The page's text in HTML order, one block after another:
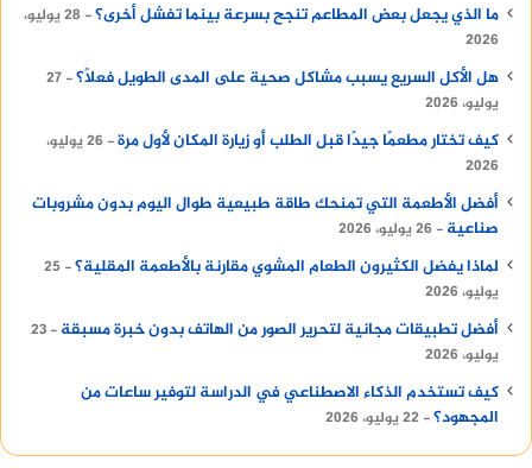
ما الذي يجعل بعض المطاعم تنجح بسرعة بينما تفشل أخرى؟
28 يوليو،
2026
هل الأكل السريع يسبب مشاكل صحية على المدى الطويل فعلًا؟ 27
يوليو، 2026
كيف تختار مطعمًا جيدًا قبل الطلب أو زيارة المكان لأول مرة
26 يوليو،
2026
أفضل الأطعمة التي تمنحك طاقة طبيعية طوال اليوم بدون مشروبات
صناعية
26 يوليو، 2026
لماذا يفضل الكثيرون الطعام المشوي مقارنة بالأطعمة المقلية؟
25
يوليو، 2026
أفضل تطبيقات مجانية لتحرير الصور من الهاتف بدون خبرة مسبقة
23
يوليو، 2026
كيف تستخدم الذكاء الاصطناعي في الدراسة لتوفير ساعات من
المجهود؟ 22 يوليو، 2026